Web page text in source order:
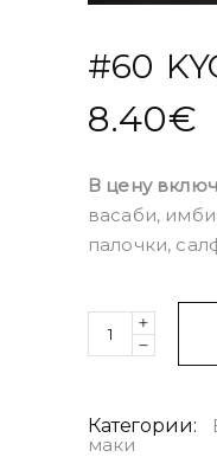
#60
8.40€
В цену
васаби,
палочки,
Quantity
Категории:
маки